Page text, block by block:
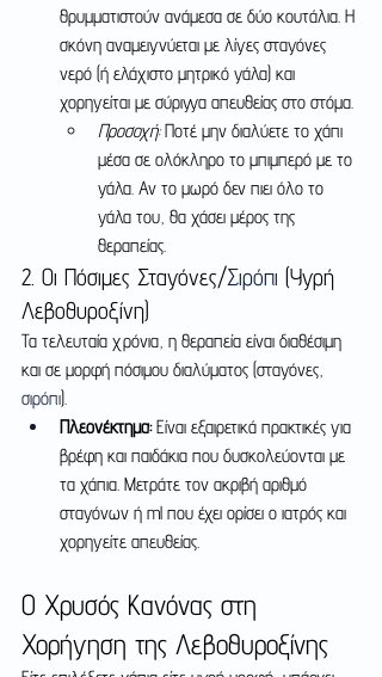
θρυμματιστούν ανάμεσα σε δύο κουτάλια. Η
σκόνη αναμειγνύεται με λίγες σταγόνες
νερό (ή ελάχιστο μητρικό γάλα) και
χορηγείται με σύριγγα απευθείας στο στόμα.
Προσοχή: Ποτέ μην διαλύετε το χάπι
μέσα σε ολόκληρο το μπιμπερό με το
γάλα. Αν το μωρό δεν πιει όλο το
γάλα του, θα χάσει μέρος της
θεραπείας.
2. Οι Πόσιμες Σταγόνες/Σιρόπι (Υγρή
Λεβοθυροξίνη)
Τα τελευταία χρόνια, η θεραπεία είναι διαθέσιμη
και σε μορφή πόσιμου διαλύματος (σταγόνες,
σιρόπι).
Πλεονέκτημα: Είναι εξαιρετικά πρακτικές για
βρέφη και παιδάκια που δυσκολεύονται με
τα χάπια. Μετράτε τον ακριβή αριθμό
σταγόνων ή ml που έχει ορίσει ο ιατρός και
χορηγείτε απευθείας.
Ο Χρυσός Κανόνας στη
Χορήγηση της Λεβοθυροξίνης